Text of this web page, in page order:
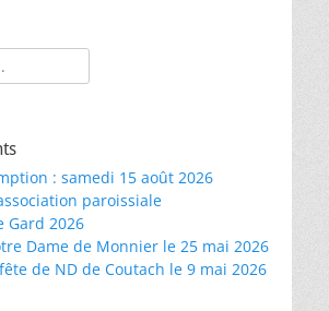
: samedi 15 août 2026
paroissiale
Gard 2026
Dame de Monnier le 25 mai 2026
de ND de Coutach le 9 mai 2026